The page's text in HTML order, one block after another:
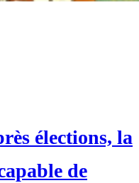
élections, la
de